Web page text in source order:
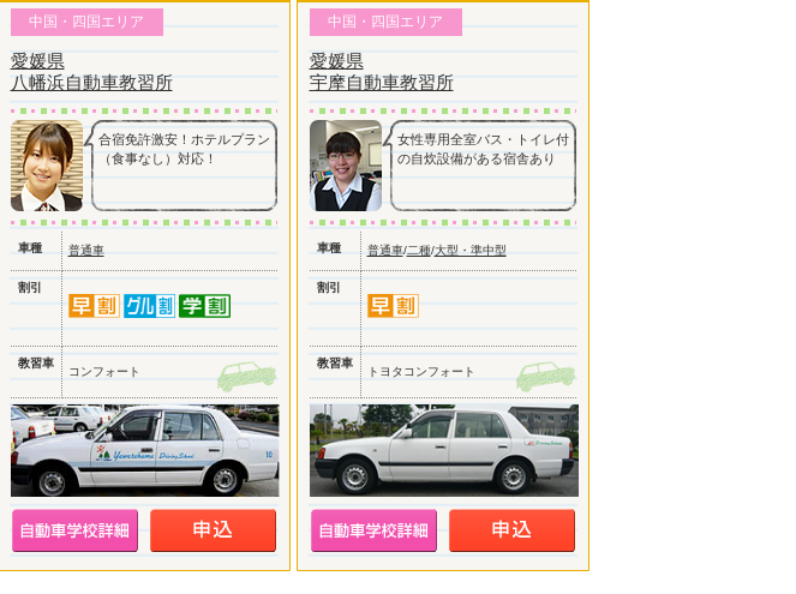
中国・四国エリア
愛媛県
八幡浜自動車教習所
合宿免許激安！ホテルプラン
（食事なし）対応！
車種 普通車
割引
教習車
コンフォート
中国・四国エリア
愛媛県
宇摩自動車教習所
女性専用全室バス・トイレ付
の自炊設備がある宿舎あり
車種 普通車/二種/大型・準中型
割引
教習車
トヨタコンフォート